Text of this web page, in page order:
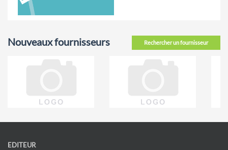
Rechercher un fournisseur
Nouveaux fournisseurs
EDITEUR